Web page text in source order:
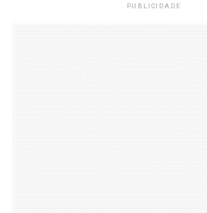
PUBLICIDADE